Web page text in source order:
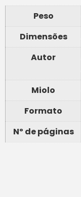
Peso
Dimensões
Autor
Miolo
Formato
Nº de páginas